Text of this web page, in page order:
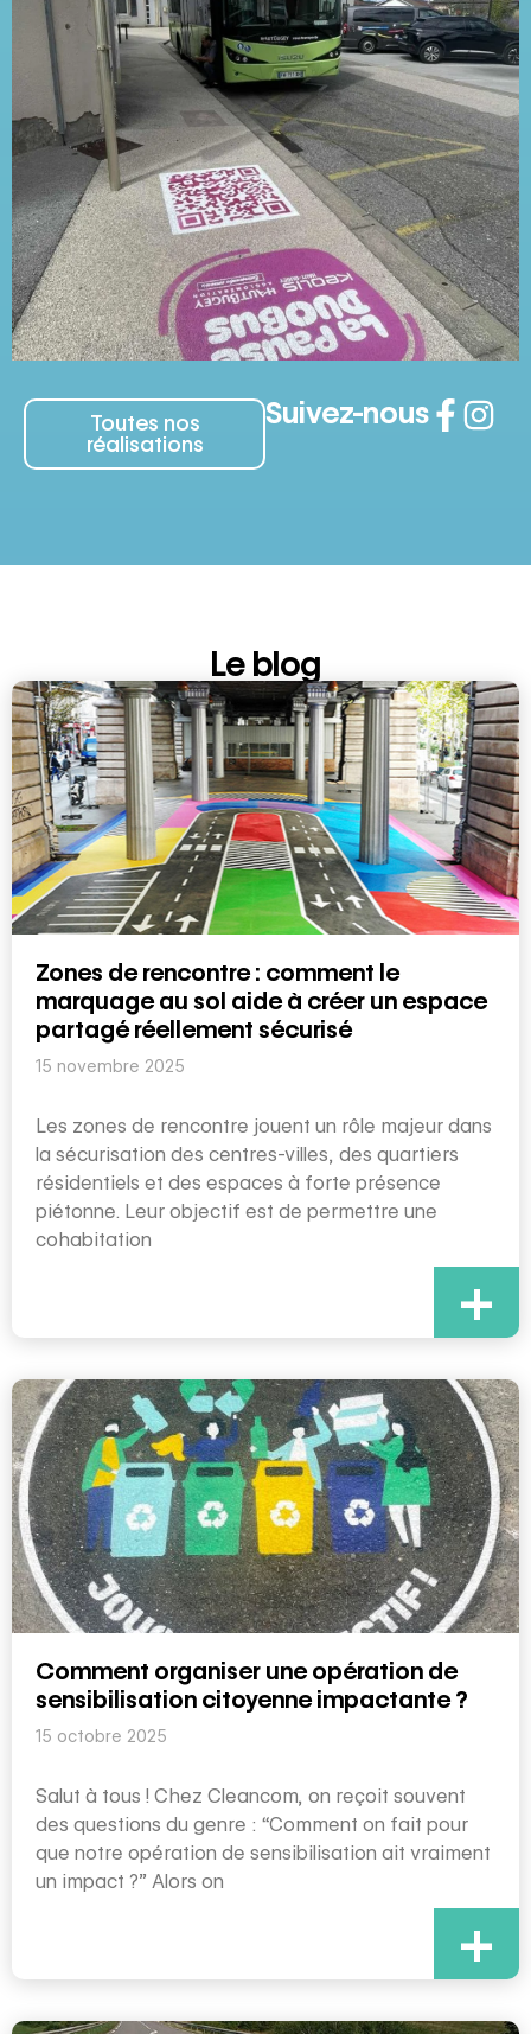
Toutes nos
réalisations
Suivez-nous
Le blog
Zones de rencontre : comment le
marquage au sol aide à créer un espace
partagé réellement sécurisé
15 novembre 2025
Les zones de rencontre jouent un rôle majeur dans
la sécurisation des centres-villes, des quartiers
résidentiels et des espaces à forte présence
piétonne. Leur objectif est de permettre une
cohabitation
+
Comment organiser une opération de
sensibilisation citoyenne impactante ?
15 octobre 2025
Salut à tous ! Chez Cleancom, on reçoit souvent
des questions du genre : “Comment on fait pour
que notre opération de sensibilisation ait vraiment
un impact ?” Alors on
+